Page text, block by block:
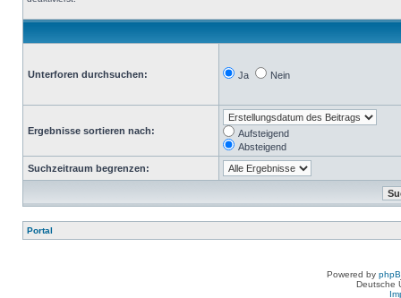
Unterforen durchsuchen: Ja Nein
Ergebnisse sortieren nach:
Aufsteigend
Absteigend
Suchzeitraum begrenzen:
Portal
Powered by
Deutsche